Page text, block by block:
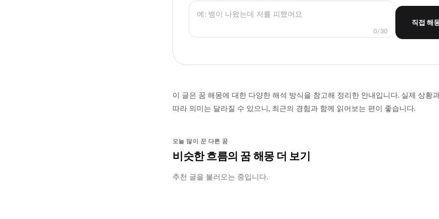
0/30
직접 해
이 글은 꿈 해몽에 대한 다양한 해석 방식을 참고해 정리한 안내입니다. 실제 상황
따라 의미는 달라질 수 있으니, 최근의 경험과 함께 읽어보는 편이 좋습니다.
오늘 많이 꾼 다른 꿈
비슷한 흐름의 꿈 해몽 더 보기
추천 글을 불러오는 중입니다.